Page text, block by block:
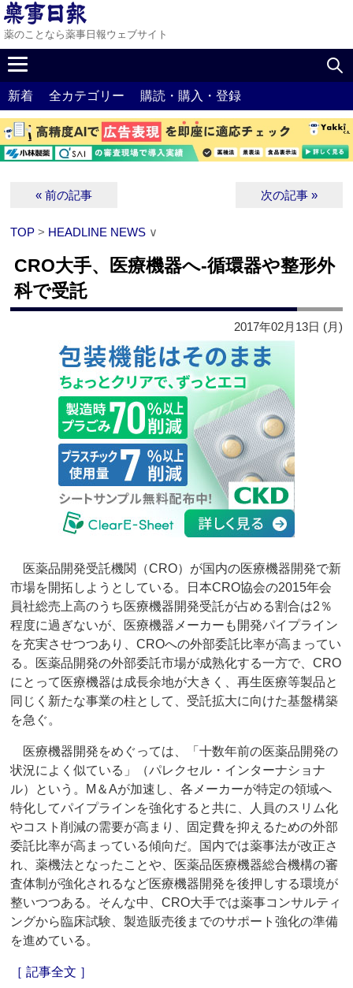
薬のことなら薬事日報ウェブサイト
新着 全カテゴリー 購読・購入・登録
« 前の記事 次の記事 »
TOP > HEADLINE NEWS ∨
CRO大手、医療機器へ‐循環器や整形外
科で受託
2017年02月13日 (月)
医薬品開発受託機関（CRO）が国内の医療機器開発で新
市場を開拓しようとしている。日本CRO協会の2015年会
員社総売上高のうち医療機器開発受託が占める割合は2％
程度に過ぎないが、医療機器メーカーも開発パイプライン
を充実させつつあり、CROへの外部委託比率が高まってい
る。医薬品開発の外部委託市場が成熟化する一方で、CRO
にとって医療機器は成長余地が大きく、再生医療等製品と
同じく新たな事業の柱として、受託拡大に向けた基盤構築
を急ぐ。
医療機器開発をめぐっては、「十数年前の医薬品開発の
状況によく似ている」（パレクセル・インターナショナ
ル）という。M＆Aが加速し、各メーカーが特定の領域へ
特化してパイプラインを強化すると共に、人員のスリム化
やコスト削減の需要が高まり、固定費を抑えるための外部
委託比率が高まっている傾向だ。国内では薬事法が改正さ
れ、薬機法となったことや、医薬品医療機器総合機構の審
査体制が強化されるなど医療機器開発を後押しする環境が
整いつつある。そんな中、CRO大手では薬事コンサルティ
ングから臨床試験、製造販売後までのサポート強化の準備
を進めている。
［ 記事全文 ］